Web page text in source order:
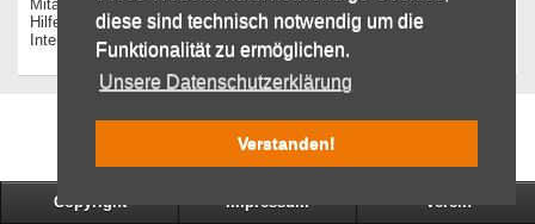
diese sind technisch notwendig um die
Funktionalität zu ermöglichen.
Unsere Datenschutzerklärung
Verstanden!
Mitarbeitern/-innen des TSV Weißenhorn als Orientierung und
Hilfestellung, sowie zur Information für Vereinsmitglieder, Eltern und
Interessierte.
Copyright Impressum Verein